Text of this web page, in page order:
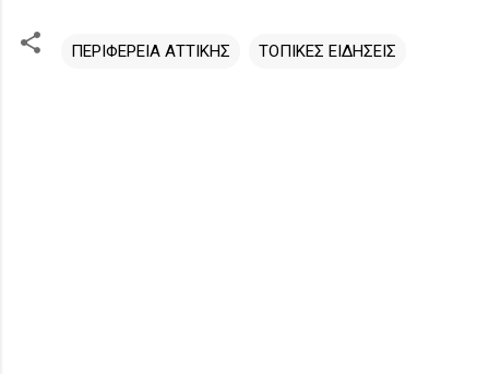
ΠΕΡΙΦΕΡΕΙΑ ΑΤΤΙΚΗΣ ΤΟΠΙΚΕΣ ΕΙΔΗΣΕΙΣ